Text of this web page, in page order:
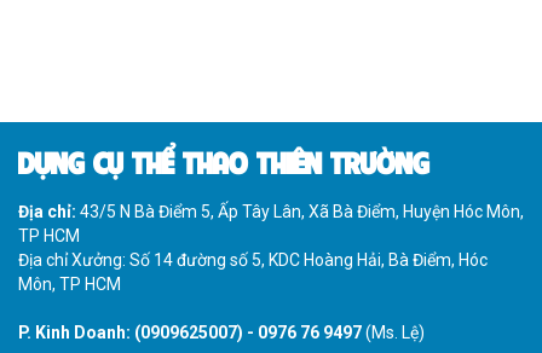
DỤNG CỤ THỂ THAO THIÊN TRƯỜNG
Địa chỉ: 43/5 N Bà Điểm 5, Ấp Tây Lân, Xã Bà Điểm, Huyện Hóc Môn,
TP HCM
Địa chỉ Xưởng: Số 14 đường số 5, KDC Hoàng Hải, Bà Điểm, Hóc
Môn, TP HCM
P. Kinh Doanh: (0909625007) - 0976 76 9497(Ms. Lệ)